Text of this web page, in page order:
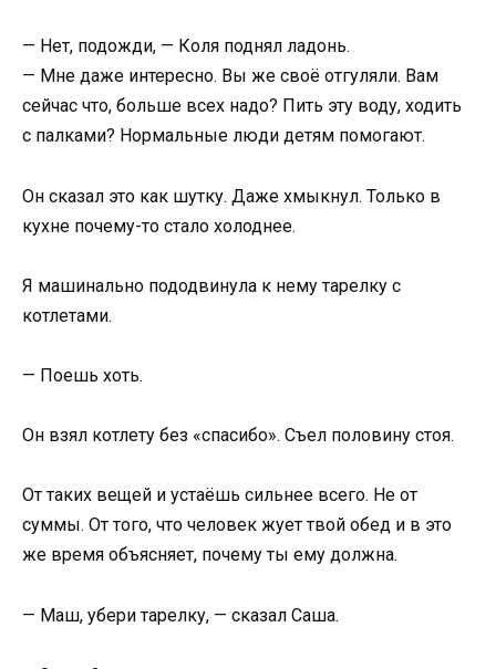
— Нет, подожди, — Коля поднял ладонь.
— Мне даже интересно. Вы же своё отгуляли. Вам
сейчас что, больше всех надо? Пить эту воду, ходить
с палками? Нормальные люди детям помогают.
Он сказал это как шутку. Даже хмыкнул. Только в
кухне почему-то стало холоднее.
Я машинально пододвинула к нему тарелку с
котлетами.
— Поешь хоть.
Он взял котлету без «спасибо». Съел половину стоя.
От таких вещей и устаёшь сильнее всего. Не от
суммы. От того, что человек жует твой обед и в это
же время объясняет, почему ты ему должна.
— Маш, убери тарелку, — сказал Саша.